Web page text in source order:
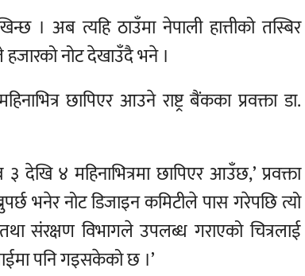
। अब त्यहि ठाउँमा नेपाली हात्तीको तस्बिर
हजारको नोट देखाउँदै भने ।
छापिएर आउने राष्ट्र बैंकका प्रवक्ता डा.
देखि ४ महिनाभित्रमा छापिएर आउँछ,’ प्रवक्ता
भनेर नोट डिजाइन कमिटीले पास गरेपछि त्यो
संरक्षण विभागले उपलब्ध गराएको चित्रलाई
पनि गइसकेको छ ।’